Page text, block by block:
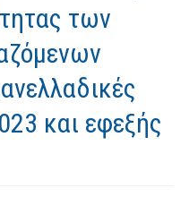
των
και εφεξής